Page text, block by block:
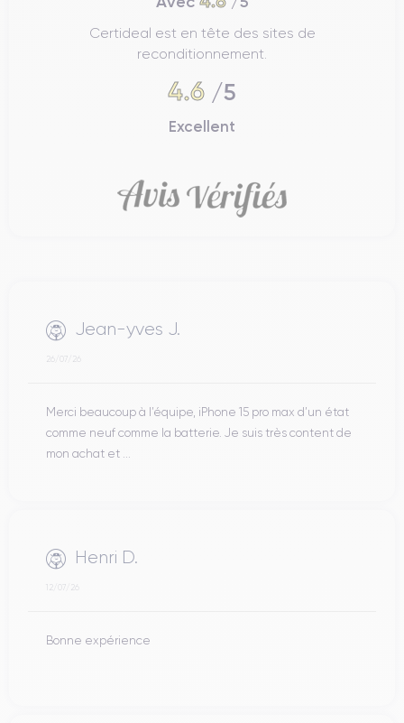
Certideal est en tête des sites de
reconditionnement.
4.6 /5
Excellent
Jean-yves J.
26/07/26
Merci beaucoup à l’équipe, iPhone 15 pro max d’un état
comme neuf comme la batterie. Je suis très content de
mon achat et ...
Henri D.
12/07/26
Bonne expérience